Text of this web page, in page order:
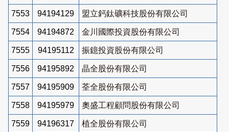
7553 94194129 盟立鈣鈦礦科技股份有限公司
7554 94194872 金川國際投資股份有限公司
7555 94195112 振鐿投資股份有限公司
7556 94195892 晶全股份有限公司
7557 94195909 荃全股份有限公司
7558 94195979 奧盛工程顧問股份有限公司
7559 94196317 植全股份有限公司